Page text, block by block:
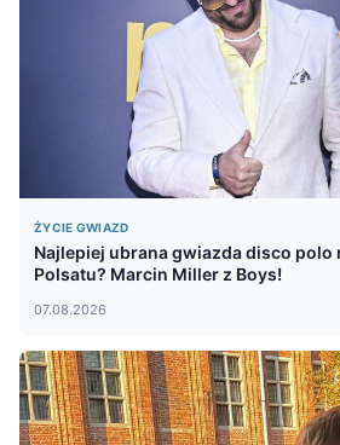
ŻYCIE GWIAZD
Najlepiej ubrana gwiazda disco polo
Polsatu? Marcin Miller z Boys!
07.08.2026